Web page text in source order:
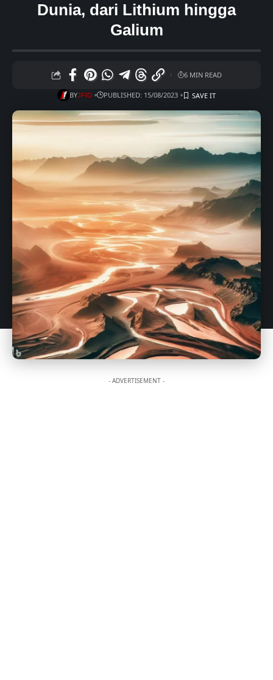
Dunia, dari Lithium hingga
Galium
BYJFID PUBLISHED: 15/08/2023
6 MIN READ
- ADVERTISEMENT -